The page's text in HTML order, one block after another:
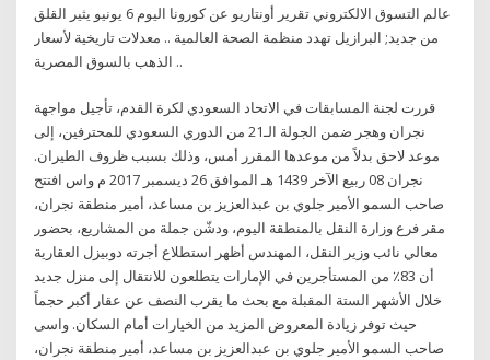
عالم التسوق الالكتروني تقرير أونتاريو عن كورونا اليوم 6 يونيو يثير القلق
من جديد; البرازيل تهدد منظمة الصحة العالمية .. معدلات تاريخية لأسعار
الذهب بالسوق المصرية ..
قررت لجنة المسابقات في الاتحاد السعودي لكرة القدم، تأجيل مواجهة
نجران وهجر ضمن الجولة الـ21 من الدوري السعودي للمحترفين، إلى
موعد لاحق بدلاً من موعدها المقرر أمس، وذلك بسبب ظروف الطيران.
نجران 08 ربيع الآخر 1439 هـ الموافق 26 ديسمبر 2017 م واس افتتح
صاحب السمو الأمير جلوي بن عبدالعزيز بن مساعد، أمير منطقة نجران،
مقر فرع وزارة النقل بالمنطقة اليوم، ودشّن جملة من المشاريع، بحضور
معالي نائب وزير النقل، المهندس أظهر استطلاع أجرته دوبيزل العقارية
أن 83٪ من المستأجرين في الإمارات يتطلعون للانتقال إلى منزل جديد
خلال الأشهر الستة المقبلة مع بحث ما يقرب النصف عن عقار أكبر حجماً
حيث توفر زيادة المعروض المزيد من الخيارات أمام السكان. واسى
صاحب السمو الأمير جلوي بن عبدالعزيز بن مساعد، أمير منطقة نجران،